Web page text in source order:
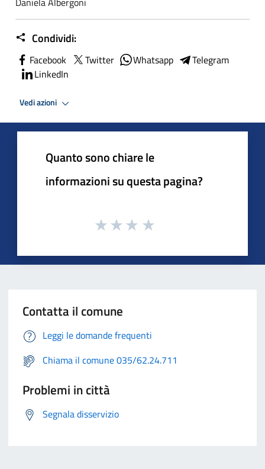
Condividi:
Facebook Twitter Whatsapp
Telegram
LinkedIn
Vedi azioni
Quanto sono chiare le
informazioni su questa pagina?
Contatta il comune
Leggi le domande frequenti
Chiama il comune 035/62.24.711
Problemi in città
Segnala disservizio